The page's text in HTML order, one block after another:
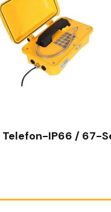
IP66 / 67-